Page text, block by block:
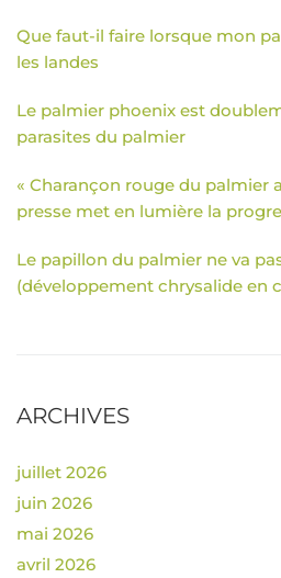
Que faut-il faire lorsque mon
les landes
Le palmier phoenix est
parasites du palmier
« Charançon rouge du palmier
presse met en lumière la
Le papillon du palmier ne va
(développement chrysalide en
ARCHIVES
juillet 2026
juin 2026
mai 2026
avril 2026